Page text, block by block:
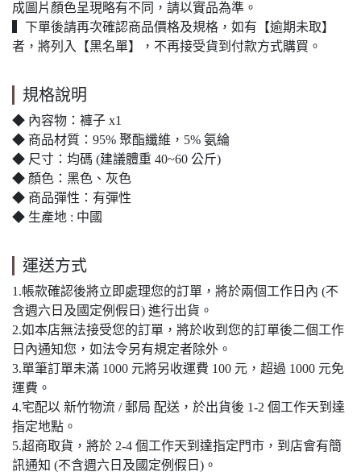
成圖片顏色呈現略有不同，請以實品為準。
▍下單後請再次確認商品價格及規格，如有【逾期未取】
者，將列入【黑名單】，不再接受貨到付款方式購買。
規格說明
◆ 內容物：褲子 x1
◆ 商品材質：95% 聚酯纖維，5% 氨綸
◆ 尺寸：均碼 (建議體重 40~60 公斤)
◆ 顏色：黑色、灰色
◆ 商品彈性：有彈性
◆ 生產地 : 中國
運送方式
1.帳款確認後將立即處理您的訂單，將於兩個工作日內 (不
含週六日及國定例假日) 進行出貨。
2.如本店無法接受您的訂單，將於收到您的訂單後二個工作
日內通知您，如法令另有規定者除外。
3.單筆訂單未滿 1000 元將另收運費 100 元，超過 1000 元免
運費。
4.宅配以 新竹物流 / 郵局 配送，於出貨後 1-2 個工作天到達
指定地點。
5.超商取貨，將於 2-4 個工作天到達指定門市，到店會有簡
訊通知 (不含週六日及國定例假日)。